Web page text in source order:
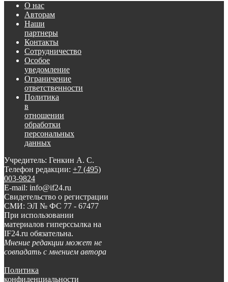
О нас
Авторам
Наши
партнеры
Контакты
Сотрудничество
Особое
уведомление
Ограничение
ответственности
Политика
в
отношении
обработки
персональных
данных
Учредитель: Генкин А. С.
Телефон редакции: +7 (495)
003-9824
E-mail: info@if24.ru
Свидетельство о регистрации
СМИ: ЭЛ № ФС 77 - 67477
При использовании
материалов гиперссылка на
IF24.ru обязательна.
Мнение редакции может не
совпадать с мнением автора
Политика
конфиденциальности